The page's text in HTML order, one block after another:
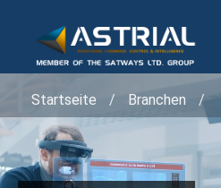
Startseite Branchen